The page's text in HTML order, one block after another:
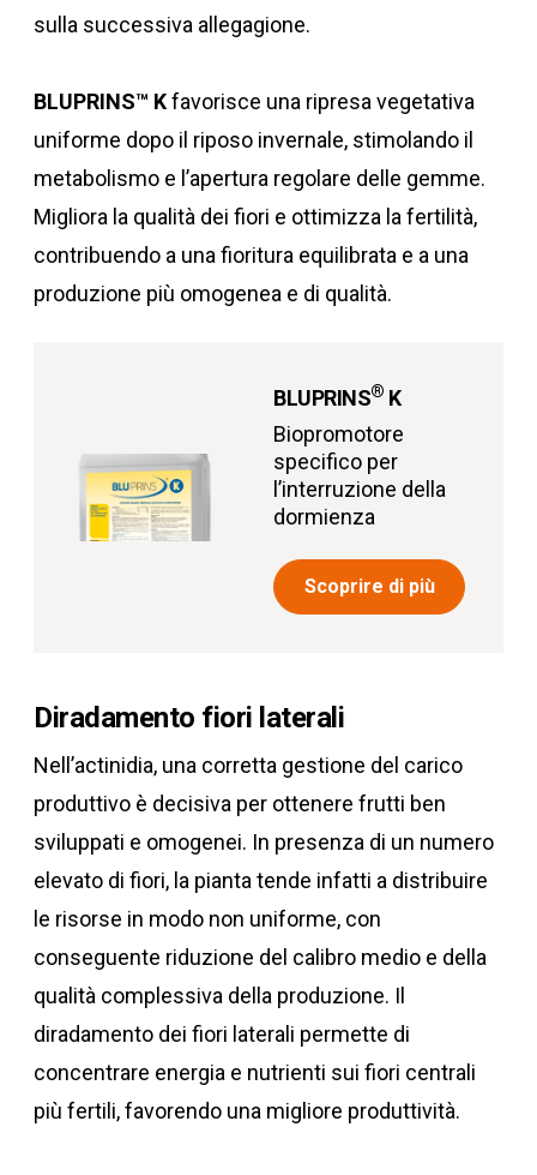
sulla successiva allegagione.
BLUPRINS™ Kfavorisce una ripresa vegetativa
uniforme dopo il riposo invernale, stimolando il
metabolismo e l’apertura regolare delle gemme.
Migliora la qualità dei fiori e ottimizza la fertilità,
contribuendo a una fioritura equilibrata e a una
produzione più omogenea e di qualità.
BLUPRINS® K
Biopromotore
specifico per
l’interruzione della
dormienza
Scoprire di più
Diradamento fiori laterali
Nell’actinidia, una corretta gestione del carico
produttivo è decisiva per ottenere frutti ben
sviluppati e omogenei. In presenza di un numero
elevato di fiori, la pianta tende infatti a distribuire
le risorse in modo non uniforme, con
conseguente riduzione del calibro medio e della
qualità complessiva della produzione. Il
diradamento dei fiori laterali permette di
concentrare energia e nutrienti sui fiori centrali
più fertili, favorendo una migliore produttività.